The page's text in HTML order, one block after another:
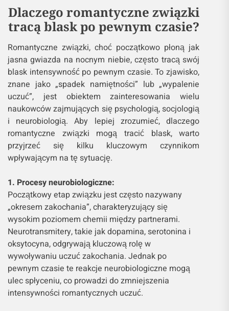
Dlaczego romantyczne związki
tracą blask po pewnym czasie?
Romantyczne związki, choć początkowo płoną jak
jasna gwiazda na nocnym niebie, często tracą swój
blask intensywność po pewnym czasie. To zjawisko,
znane jako „spadek namiętności” lub „wypalenie
uczuć”, jest obiektem zainteresowania wielu
naukowców zajmujących się psychologią, socjologią
i neurobiologią. Aby lepiej zrozumieć, dlaczego
romantyczne związki mogą tracić blask, warto
przyjrzeć się kilku kluczowym czynnikom
wpływającym na tę sytuację.
1. Procesy neurobiologiczne:
Początkowy etap związku jest często nazywany
„okresem zakochania”, charakteryzujący się
wysokim poziomem chemii między partnerami.
Neurotransmitery, takie jak dopamina, serotonina i
oksytocyna, odgrywają kluczową rolę w
wywoływaniu uczuć zakochania. Jednak po
pewnym czasie te reakcje neurobiologiczne mogą
ulec spłyceniu, co prowadzi do zmniejszenia
intensywności romantycznych uczuć.